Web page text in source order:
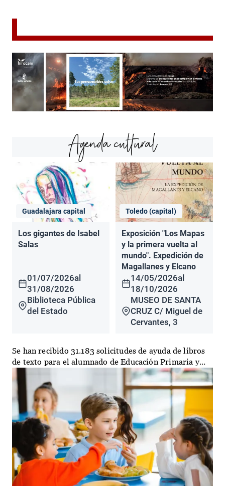
Agenda cultural
Guadalajara capital
Los gigantes de Isabel
Salas
01/07/2026al
31/08/2026
Biblioteca Pública
del Estado
Toledo (capital)
Exposición "Los Mapas
y la primera vuelta al
mundo". Expedición de
Magallanes y Elcano
14/05/2026al
18/10/2026
MUSEO DE SANTA
CRUZ C/ Miguel de
Cervantes, 3
Se han recibido 31.183 solicitudes de ayuda de libros
de texto para el alumnado de Educación Primaria y...